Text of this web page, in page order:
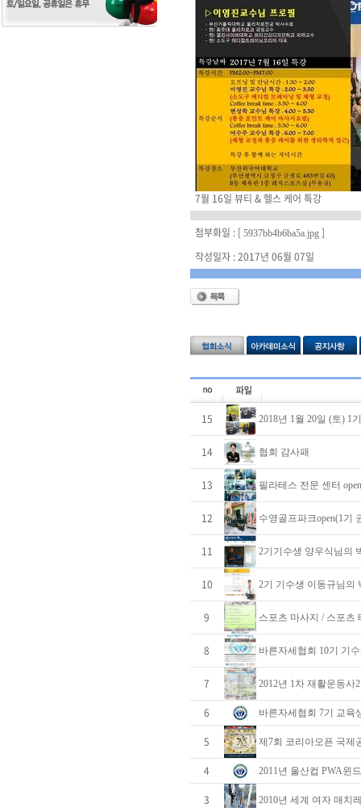
7월 16일 뷰티 & 헬스 케어 특강
첨부화일 : [ 5937bb4b6ba5a.jpg ]
작성일자 : 2017년 06월 07일
15 2018년 1월 20일 (토) 1
14 협회 감사패
13 필라테스 전문 센터
12 수영골프파크open(1기
11 2기기수생 양우식님의
10 2기 기수생 이동규님의
9 스포츠 마사지 / 스포츠
8 바른자세협회 10기 기
7 2012년 1차 재활운동사
6 바른자세협회 7기 교육
5 제7회 코리아오픈 국제
4 2011년 울산컵 PWA윈
3 2010년 세계 여자 매치